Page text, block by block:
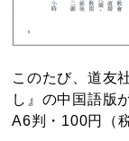
このたび、道友
し』の中国語版
A6判・100円（